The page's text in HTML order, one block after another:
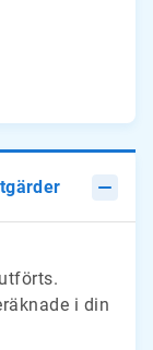
i din